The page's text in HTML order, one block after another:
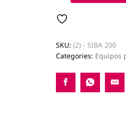
SKU: (2) - SIBA 200
Categories: Equipos